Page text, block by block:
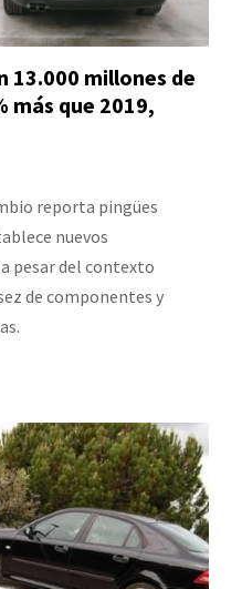
millones de
más que 2019,
reporta pingües
nuevos
pesar del contexto
de componentes y